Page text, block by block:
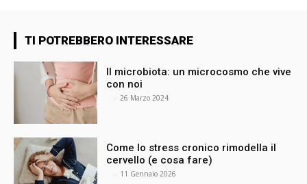
TI POTREBBERO INTERESSARE
Il microbiota: un microcosmo che vive
con noi
- 26 Marzo 2024
Come lo stress cronico rimodella il
cervello (e cosa fare)
- 11 Gennaio 2026